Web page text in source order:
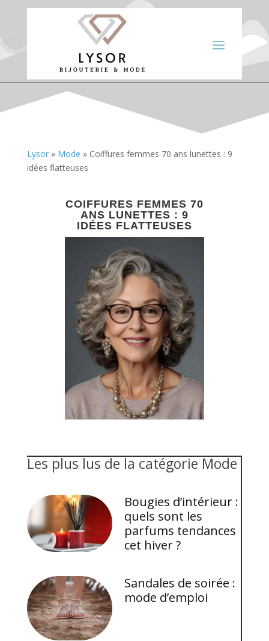
Lysor» Mode » Coiffures femmes 70 ans lunettes : 9
idées flatteuses
COIFFURES FEMMES 70
ANS LUNETTES : 9
IDÉES FLATTEUSES
Les plus lus de la catégorie Mode
Bougies d’intérieur :
quels sont les
parfums tendances
cet hiver ?
Sandales de soirée :
mode d’emploi